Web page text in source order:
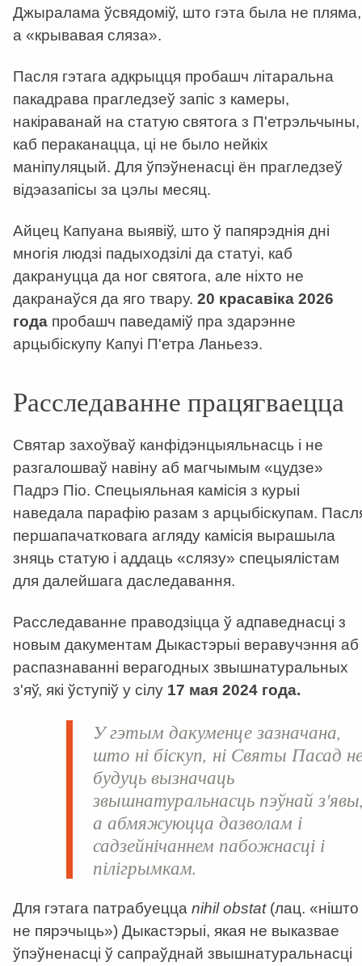
Джыралама ўсвядоміў, што гэта была не пляма,
а «крывавая сляза».
Пасля гэтага адкрыцця пробашч літаральна
пакадрава прагледзеў запіс з камеры,
накіраванай на статую святога з П'етрэльчыны,
каб пераканацца, ці не было нейкіх
маніпуляцый. Для ўпэўненасці ён прагледзеў
відэазапісы за цэлы месяц.
Айцец Капуана выявіў, што ў папярэднія дні
многія людзі падыходзілі да статуі, каб
дакрануцца да ног святога, але ніхто не
дакранаўся да яго твару. 20 красавіка 2026
года пробашч паведаміў пра здарэнне
арцыбіскупу Капуі П'етра Ланьезэ.
Расследаванне працягваецца
Святар захоўваў канфідэнцыяльнасць і не
разгалошваў навіну аб магчымым «цудзе»
Падрэ Піо. Спецыяльная камісія з курыі
наведала парафію разам з арцыбіскупам.
першапачатковага агляду камісія вырашыла
зняць статую і аддаць «слязу» спецыялістам
для далейшага даследавання.
Расследаванне праводзіцца ў адпаведнасці з
новым дакументам Дыкастэрыі веравучэння аб
распазнаванні верагодных звышнатуральных
з'яў, які ўступіў у сілу 17 мая 2024 года.
У гэтым дакуменце зазначана,
што ні біскуп, ні Святы Пасад
будуць вызначаць
звышнатуральнасць пэўнай
а абмяжуюцца дазволам і
садзейнічаннем пабожнасці і
пілігрымкам.
Для гэтага патрабуецца nihil obstat(лац. «нішто
не пярэчыць») Дыкастэрыі, якая не выказвае
ўпэўненасці ў сапраўднай звышнатуральнасці